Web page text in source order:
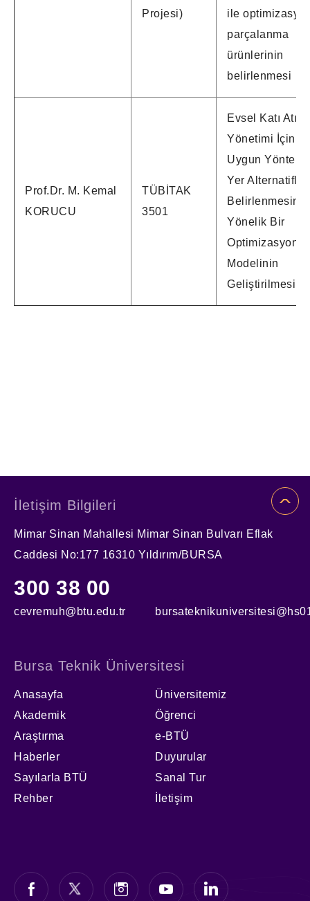
Projesi)
ile
parçalanma
ürünlerinin
belirlenmesi
Prof.Dr. M. Kemal
KORUCU
TÜBİTAK
3501
Evsel Katı Atık
Yönetimi İçin
Uygun Yöntem
Yer
Belirlenmesine
Yönelik Bir
Optimizasyon
Modelinin
Geliştirilmesi
İletişim Bilgileri
Mimar Sinan Mahallesi Mimar Sinan Bulvarı Eflak
Caddesi No:177 16310 Yıldırım/BURSA
300 38 00
cevremuh@btu.edu.tr
Bursa Teknik Üniversitesi
Anasayfa
Üniversitemiz
Akademik
Öğrenci
Araştırma
e-BTÜ
Haberler
Duyurular
Sayılarla BTÜ
Sanal Tur
Rehber
İletişim